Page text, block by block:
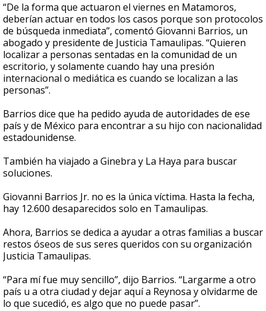
“De la forma que actuaron el viernes en Matamoros,
deberían actuar en todos los casos porque son protocolos
de búsqueda inmediata”, comentó Giovanni Barrios, un
abogado y presidente de Justicia Tamaulipas. “Quieren
localizar a personas sentadas en la comunidad de un
escritorio, y solamente cuando hay una presión
internacional o mediática es cuando se localizan a las
personas”.
Barrios dice que ha pedido ayuda de autoridades de ese
país y de México para encontrar a su hijo con nacionalidad
estadounidense.
También ha viajado a Ginebra y La Haya para buscar
soluciones.
Giovanni Barrios Jr. no es la única víctima. Hasta la fecha,
hay 12.600 desaparecidos solo en Tamaulipas.
Ahora, Barrios se dedica a ayudar a otras familias a buscar
restos óseos de sus seres queridos con su organización
Justicia Tamaulipas.
“Para mí fue muy sencillo”, dijo Barrios. “Largarme a otro
país u a otra ciudad y dejar aquí a Reynosa y olvidarme de
lo que sucedió, es algo que no puede pasar”.